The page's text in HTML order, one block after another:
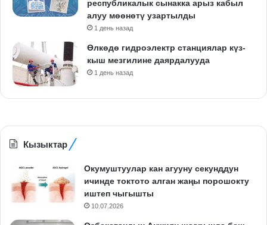
республикалык сынакка арыз кабыл
алуу мөөнөтү узартылды
1 день назад
Өлкөдө гидроэлектр станциялар күз-
кыш мезгилине даярдалууда
1 день назад
Кызыктар
Окумуштуулар кан агууну секунддун
ичинде токтото алган жаңы порошокту
иштеп чыгышты
10.07.2026